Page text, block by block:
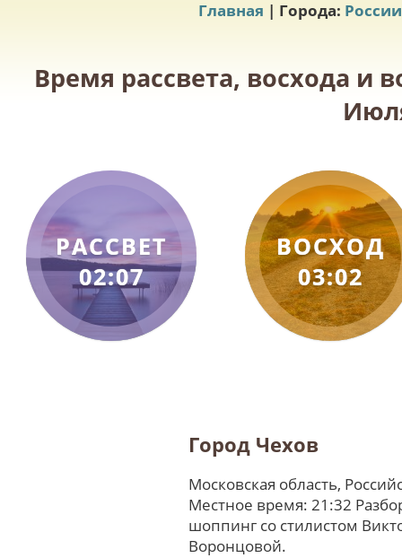
Главная | Города: России
Время рассвета, восхода и
РАССВЕТ
02:07
ВОСХОД
03:02
Город Чехов
Московская область,
Местное время: 21:32
шоппинг со стилистом
Воронцовой.